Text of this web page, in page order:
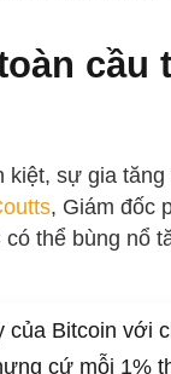
kiệt, sự gia
, Giám đốc
thể bùng nổ
của Bitcoin với
cứ mỗi 1%